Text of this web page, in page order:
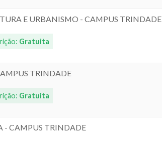
E URBANISMO - CAMPUS TRINDADE
Gratuita
TRINDADE
Gratuita
- CAMPUS TRINDADE